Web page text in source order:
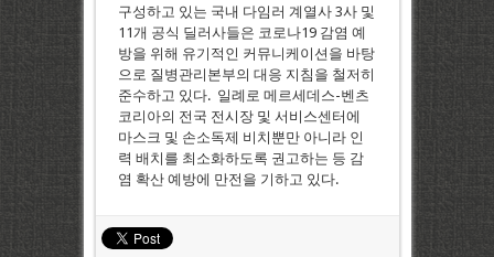
구성하고 있는 국내 다임러 계열사 3사 및
11개 공식 딜러사들은 코로나19 감염 예
방을 위해 유기적인 커뮤니케이션을 바탕
으로 질병관리본부의 대응 지침을 철저히
준수하고 있다. 일례로 메르세데스-벤츠
코리아의 전국 전시장 및 서비스센터에
마스크 및 손소독제 비치뿐만 아니라 인
력 배치를 최소화하도록 권고하는 등 감
염 확산 예방에 만전을 기하고 있다.